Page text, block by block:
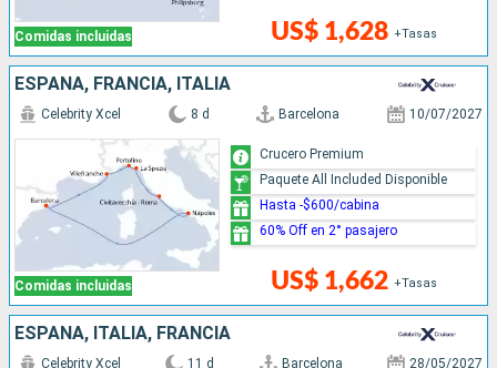
Comidas incluidas US$ 1,628 +Tasas
ESPAÑA, FRANCIA, ITALIA
Comidas incluidas
Celebrity Xcel 8 d Barcelona 10/07/2027
US$ 1,662 +Tasas
Crucero Premium
Paquete All Included Disponible
Hasta -$600/cabina
60% Off en 2° pasajero
ESPAÑA, ITALIA, FRANCIA
Celebrity Xcel 11 d Barcelona 28/05/2027